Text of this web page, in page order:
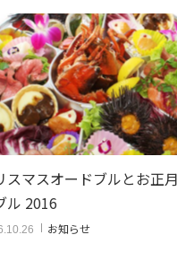
スマスオードブルとお正
ル 2016
お知らせ